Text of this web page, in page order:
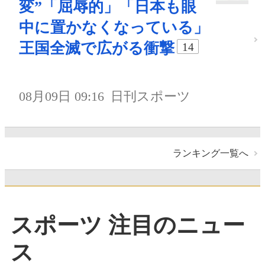
変”「屈辱的」「日本も眼
中に置かなくなっている」
王国全滅で広がる衝撃
14
08月09日 09:16 日刊スポーツ
ランキング一覧へ
スポーツ 注目のニュー
ス